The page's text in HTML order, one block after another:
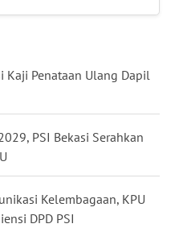
Kaji Penataan Ulang Dapil
PSI Bekasi Serahkan
Kelembagaan, KPU
DPD PSI